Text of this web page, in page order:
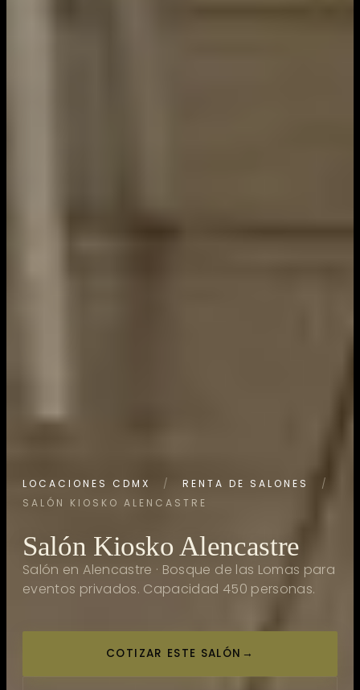
LOCACIONES CDMX / RENTA DE SALONES
/
SALÓN KIOSKO ALENCASTRE
Salón Kiosko Alencastre
Salón en Alencastre · Bosque de las Lomas para
eventos privados. Capacidad 450 personas.
COTIZAR ESTE SALÓN →